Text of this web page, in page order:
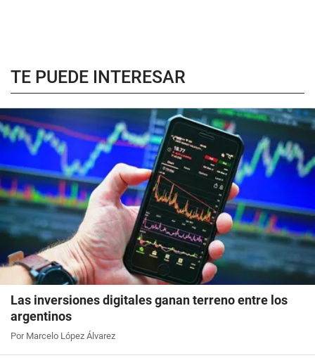
TE PUEDE INTERESAR
Las inversiones digitales ganan terreno entre los
argentinos
Por Marcelo López Álvarez